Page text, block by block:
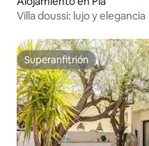
Villa doussi: lujo y elegancia
Superanfitrión
Superanfitrión